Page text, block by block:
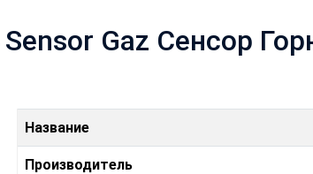
Gaz Сенсор
Название
Производитель